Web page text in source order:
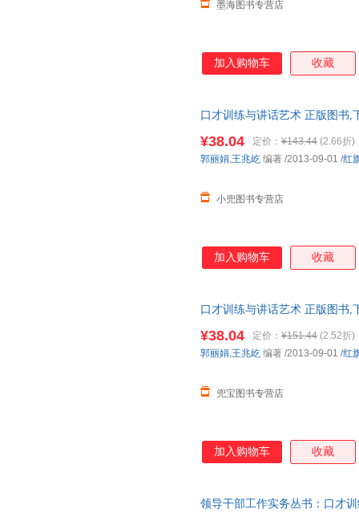
墨海图书专营店
加入购物车 收藏
口才训练与讲话艺术 正版图书,
¥38.04 定价： ¥143.44 (2.66折)
小兜图书专营店
郭丽娟,王兆屹 编著 /2013-09-01 /红
加入购物车 收藏
口才训练与讲话艺术 正版图书,
¥38.04 定价： ¥151.44 (2.52折)
兜宝图书专营店
郭丽娟,王兆屹 编著 /2013-09-01 /红
加入购物车 收藏
领导干部工作实务丛书：口才